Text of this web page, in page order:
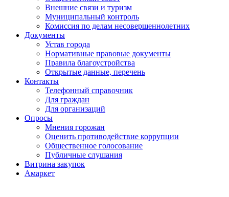
Внешние связи и туризм
Муниципальный контроль
Комиссия по делам несовершеннолетних
Документы
Устав города
Нормативные правовые документы
Правила благоустройства
Открытые данные, перечень
Контакты
Телефонный справочник
Для граждан
Для организаций
Опросы
Мнения горожан
Оценить противодействие коррупции
Общественное голосование
Публичные слушания
Витрина закупок
Амаркет